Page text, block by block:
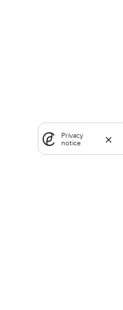
Privacy
notice